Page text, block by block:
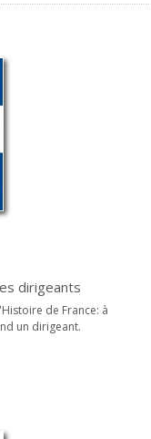
dirigeants
de France: à
un dirigeant.